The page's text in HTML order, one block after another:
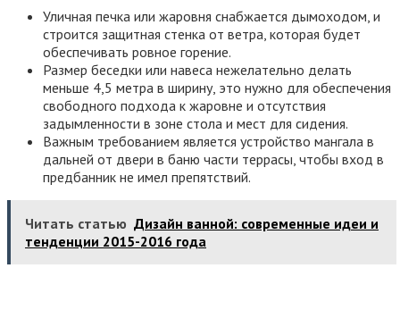
Уличная печка или жаровня снабжается дымоходом, и
строится защитная стенка от ветра, которая будет
обеспечивать ровное горение.
Размер беседки или навеса нежелательно делать
меньше 4,5 метра в ширину, это нужно для обеспечения
свободного подхода к жаровне и отсутствия
задымленности в зоне стола и мест для сидения.
Важным требованием является устройство мангала в
дальней от двери в баню части террасы, чтобы вход в
предбанник не имел препятствий.
Читать статью Дизайн ванной: современные идеи и
тенденции 2015-2016 года